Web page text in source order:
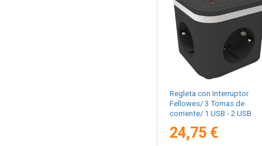
Regleta con Interruptor
Fellowes/ 3 Tomas de
corriente/ 1 USB - 2 USB
24,75 €